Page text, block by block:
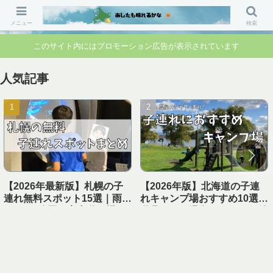
「行ってよかった」「準備して正解」 家族のお出かけ前の“不安”を“安心”に変
えるブログです。
このサイト内にはプロモーション広告が表示されています
人気記事
【2026年最新版】札幌の子
連れ無料スポット15選｜雨の
【2026年版】北海道の子連
れキャンプ場おすすめ10選｜
メニュー 検索